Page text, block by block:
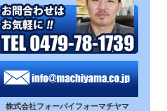
株式会社フォーバイフォーマチヤマ